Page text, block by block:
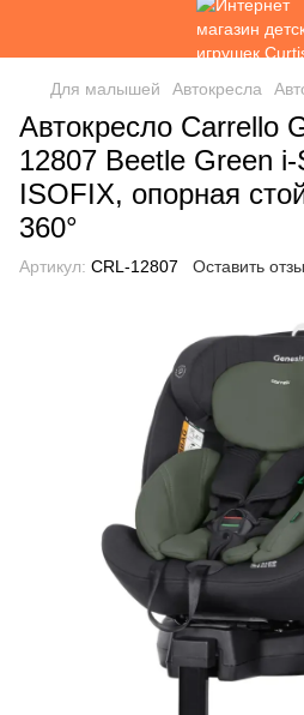
Для малышей Автокресла
Автокресло Carrello
12807 Beetle Green
ISOFIX, опорная
360°
Артикул: CRL-12807 Оставить